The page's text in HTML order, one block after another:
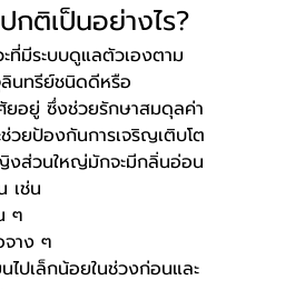
ติเป็นอย่างไร?
ที่มีระบบดูแลตัวเองตาม
นทรีย์ชนิดดีหรือ
อยู่ ซึ่งช่วยรักษาสมดุลค่า
วยป้องกันการเจริญเติบโต
งส่วนใหญ่มักจะมีกลิ่นอ่อน
เช่น
ๆ
าง ๆ
ไปเล็กน้อยในช่วงก่อนและ